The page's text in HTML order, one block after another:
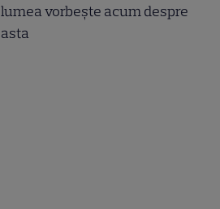
lumea vorbește acum despre
asta